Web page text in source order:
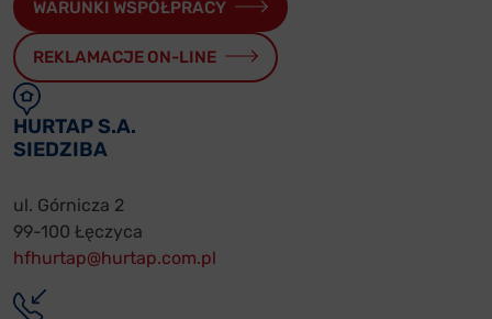
WARUNKI WSPÓŁPRACY
REKLAMACJE ON-LINE
HURTAP S.A.
SIEDZIBA
ul. Górnicza 2
99-100 Łęczyca
hfhurtap@hurtap.com.pl